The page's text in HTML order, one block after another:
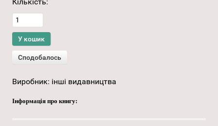
Виробник: інші видавництва
Інформація про книгу: